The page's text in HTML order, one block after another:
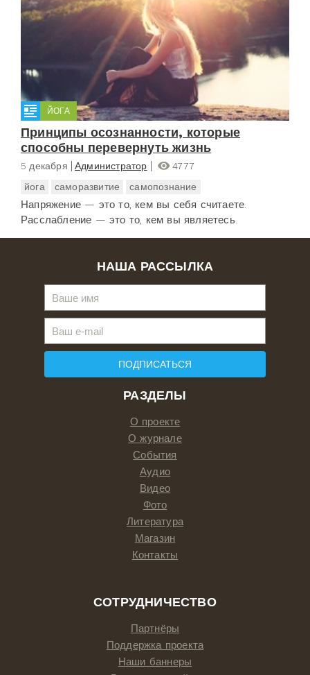
ЙОГА
Принципы осознанности, которые
способны перевернуть жизнь
5 декабря Администратор
4777
йога
саморазвитие самопознание
Напряжение — это то, кем вы себя считаете.
Расслабление — это то, кем вы являетесь.
РАЗДЕЛЫ
О проекте
О журнале
События
Аудио
Видео
Фото
Литература
Магазин
Контакты
СОТРУДНИЧЕСТВО
Партнёры
Поддержка проекта
Наши баннеры
НАША РАССЫЛКА
ПОДПИСАТЬСЯ